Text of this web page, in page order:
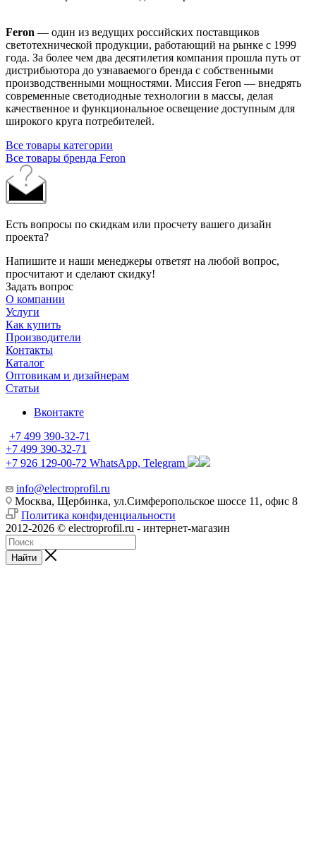
Feron — один из ведущих российских поставщиков
светотехнической продукции, работающий на рынке с 1999
года. За более чем два десятилетия компания прошла путь от
дистрибьютора до узнаваемого бренда с собственными
производственными мощностями. Миссия Feron — внедрять
современные светодиодные технологии в массы, делая
качественное и функциональное освещение доступным для
широкого круга потребителей.
Все товары категории
Все товары бренда Feron
Есть вопросы по скидкам или просчету вашего дизайн
проекта?
Напишите и наши менеджеры ответят на любой вопрос,
просчитают и сделают скидку!
Задать вопрос
О компании
Услуги
Как купить
Производители
Контакты
Каталог
Оптовикам и дизайнерам
Статьи
Вконтакте
+7 499 390-32-71
+7 499 390-32-71
+7 926 129-00-72 WhatsApp, Telegram
info@electroprofil.ru
Москва, Щербинка, ул.Симферопольское шоссе 11, офис 8
Политика конфиденциальности
2012-2026 © electroprofil.ru - интернет-магазин
Найти